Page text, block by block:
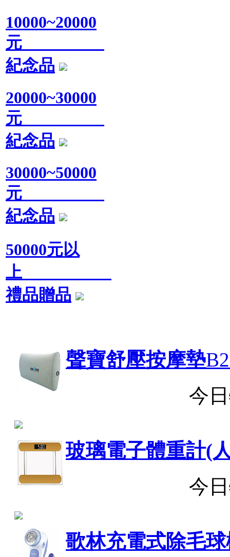
10000~20000
元
紀念品
20000~30000
元
紀念品
30000~50000
元
紀念品
50000元以
上
禮品贈品
聲寶舒壓按摩墊
今
玻璃電子體重計(
今
歌林充電式除毛